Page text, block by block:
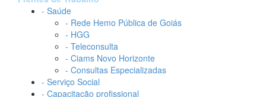
- Saúde
- Rede Hemo Pública de Goiás
- HGG
- Teleconsulta
- Ciams Novo Horizonte
- Consultas Especializadas
- Serviço Social
- Capacitação profissional